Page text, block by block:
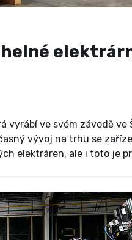
vyrábí ve svém závodě
vývoj na trhu se
elektráren, ale i toto je